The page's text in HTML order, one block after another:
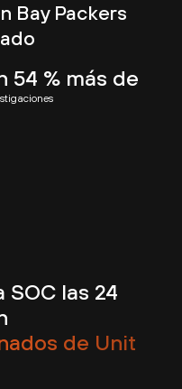
Bay Packers
54 % más de
las 24
de Unit